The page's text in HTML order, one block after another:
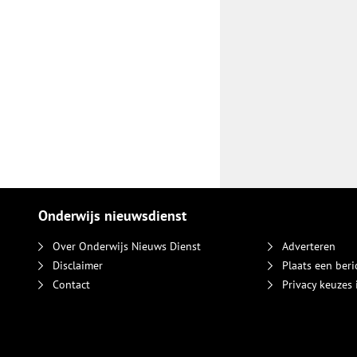
Onderwijs nieuwsdienst
Over Onderwijs Nieuws Dienst
Disclaimer
Contact
Adverteren
Plaats een
Privacy